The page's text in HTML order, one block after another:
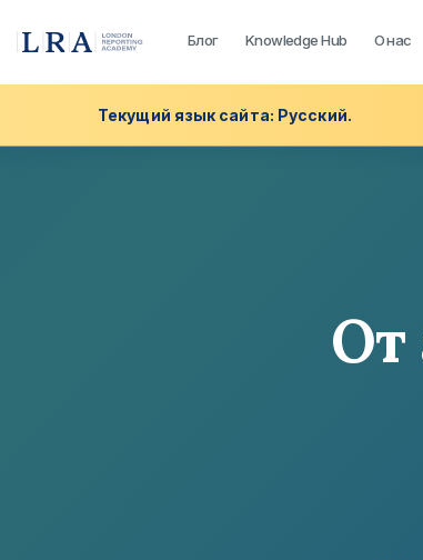
Текущий язык сайта: Русский.
Блог Knowledge Hub О нас
От